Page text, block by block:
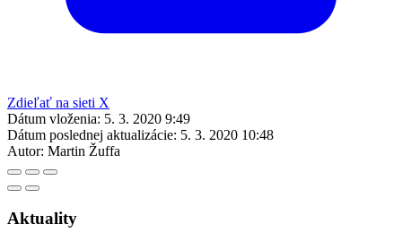
Zdieľať na sieti X
Dátum vloženia: 5. 3. 2020 9:49
Dátum poslednej aktualizácie: 5. 3. 2020 10:48
Autor: Martin Žuffa
Aktuality